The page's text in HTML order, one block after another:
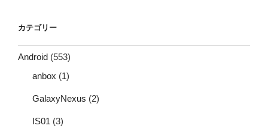
カテゴリー
Android (553)
anbox (1)
GalaxyNexus (2)
IS01 (3)